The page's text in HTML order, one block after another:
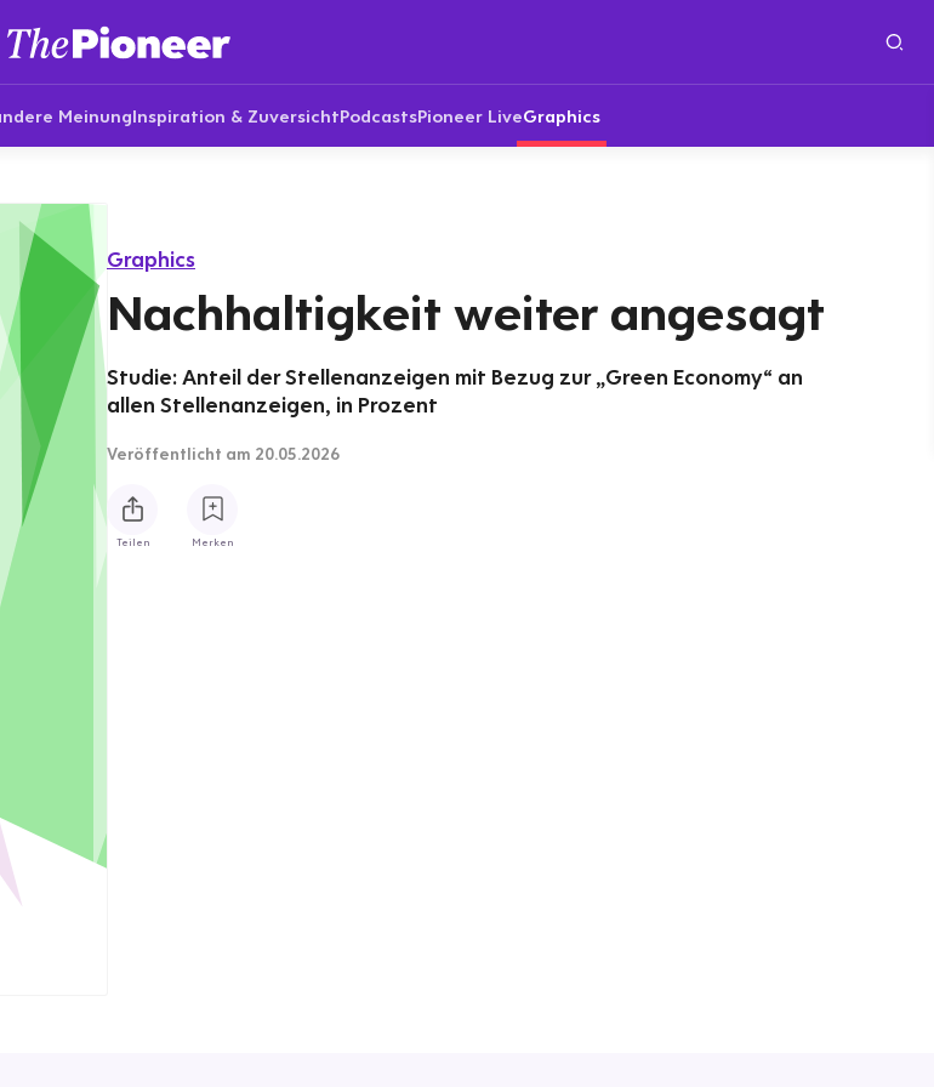
MeinungInspiration & ZuversichtPodcastsPioneer LiveGraphics
Graphics
Nachhaltigkeit weiter angesagt
Studie: Anteil der Stellenanzeigen mit Bezug zur „Green Economy“ an
allen Stellenanzeigen, in Prozent
Veröffentlicht am 20.05.2026
Teilen Merken